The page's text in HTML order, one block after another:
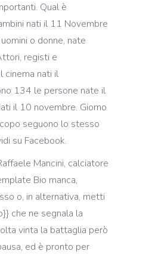
Qual è
nati il 11 Novembre
o donne, nate
registi e
cinema nati il
134 le persone nate il
il 10 novembre. Giorno
seguono lo stesso
su Facebook.
Mancini, calciatore
Bio manca,
o, in alternativa, metti
che ne segnala la
vinta la battaglia però
ed è pronto per